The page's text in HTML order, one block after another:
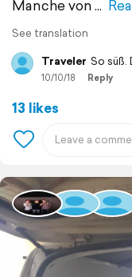
Manche von
See translation
Traveler So süß.
10/10/18 Reply
13 likes